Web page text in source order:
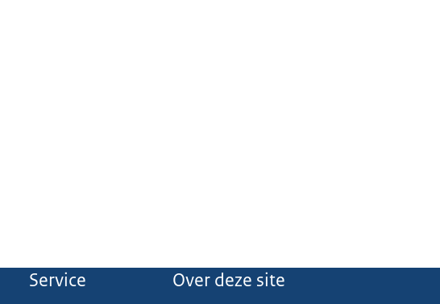
Service Over deze site